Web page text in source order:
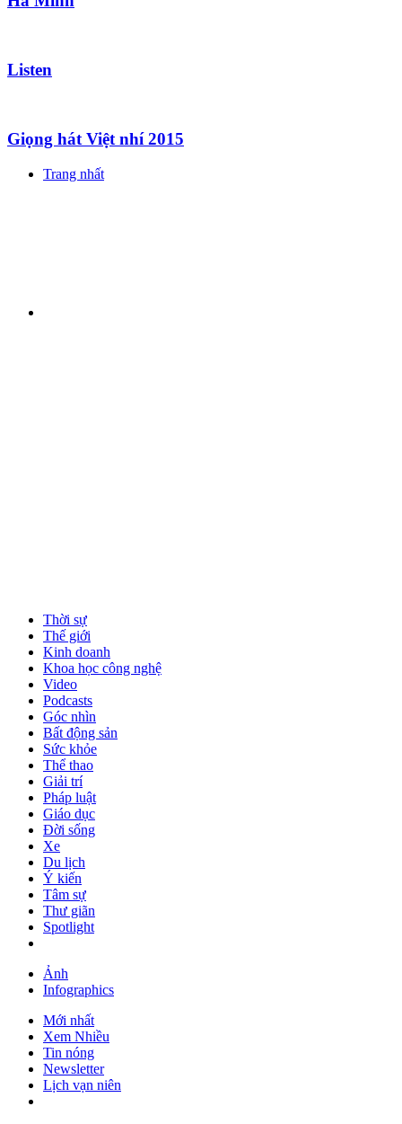
Listen
Giọng hát Việt nhí 2015
Trang nhất
Thời sự
Thế giới
Kinh doanh
Khoa học công nghệ
Video
Podcasts
Góc nhìn
Bất động sản
Sức khỏe
Thể thao
Giải trí
Pháp luật
Giáo dục
Đời sống
Xe
Du lịch
Ý kiến
Tâm sự
Thư giãn
Spotlight
Ảnh
Infographics
Mới nhất
Xem Nhiều
Tin nóng
Newsletter
Lịch vạn niên